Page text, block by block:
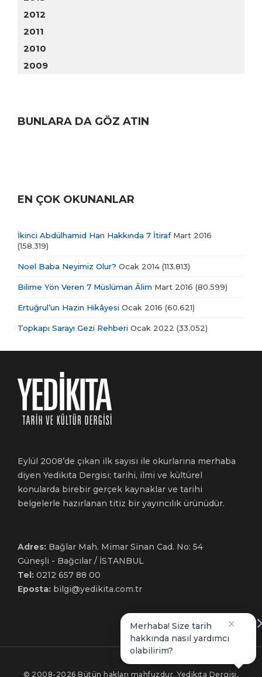
2012
2011
2010
2009
BUNLARA DA GÖZ ATIN
EN ÇOK OKUNANLAR
İkinci Abdülhamid Han Hakkında 7 İtirafMart 2016
(158.319)
Noel Baba Neyimiz Olur? Ocak 2014 (113.813)
Bilime Yön Veren 7 Müslüman Âlim Mart 2016 (80.599)
Ertuğrul’un Hazin Hikâyesi Ocak 2016 (60.621)
Topkapı Sarayı Gezi Rehberi Ocak 2022 (33.052)
Eylül 2008’de çıkan ilk sayısı ile okurlarına merhaba
diyen Yedikıta Dergisi; tarihi, ilmi ve kültürel
konularda birebir gerçek kaynaklar ve tarihi
belgelerle hazırlanan titiz bir yayıncılık ürünüdür.
Adres: Bağlar Mah. Mimar Sinan Cad. No: 54
Güneşli - Bağcılar / İSTANBUL
Tel: 0212 657 88 00
Eposta: bilgi@yedikita.com.tr
© 2008-2026 Bütün hakları mahfuzdur. Yedikıta Dergisi,
×
Merhaba! Size tarih
hakkında nasıl yardımcı
olabilirim?